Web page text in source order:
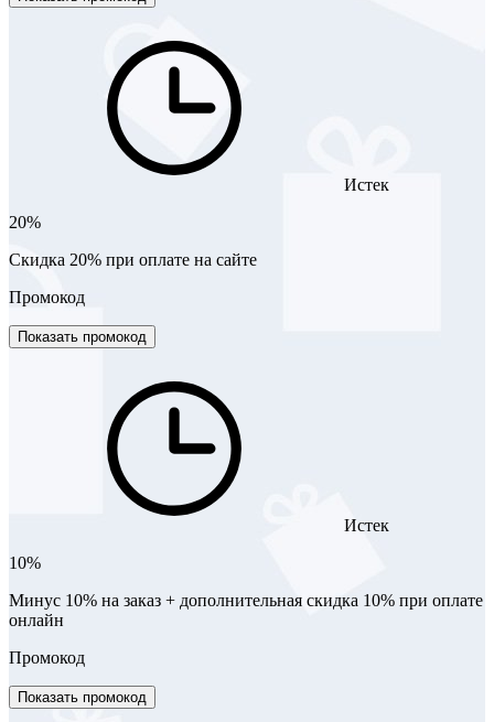
Истек
20%
Скидка 20% при оплате на сайте
Промокод
Показать промокод
Истек
10%
Минус 10% на заказ + дополнительная скидка 10% при оплате
онлайн
Промокод
Показать промокод